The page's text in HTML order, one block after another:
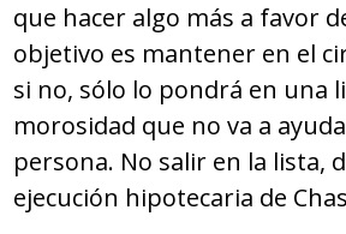
que hacer algo más a favor
objetivo es mantener en el
si no, sólo lo pondrá en una
morosidad que no va a
persona. No salir en la lista,
ejecución hipotecaria de